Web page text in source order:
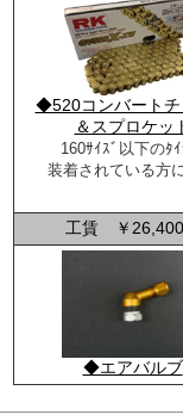
◆520コンバートチ
＆スプロケッ
160ｻｲｽﾞ以下のﾀ
装着されている方
工賃 ￥26,400
◆エアバルブ